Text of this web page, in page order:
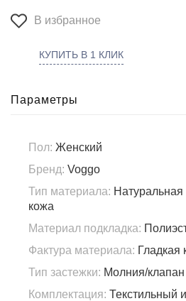
В избранное
КУПИТЬ В 1 КЛИК
Параметры
Пол: Женский
Бренд: Voggo
Тип материала:
кожа
Материал подкладка:
Фактура материала: Гладкая
Тип застежки: Молния/клапан
Комплектация: Текстильный